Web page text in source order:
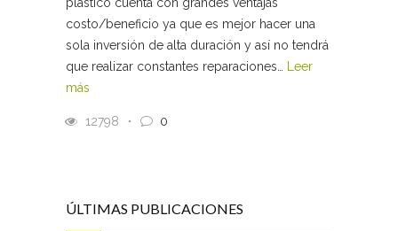
costo/beneficio ya que es mejor hacer una
sola inversión de alta duración y así no tendrá
que realizar constantes reparaciones…
Leer
más
12798 0
ÚLTIMAS PUBLICACIONES